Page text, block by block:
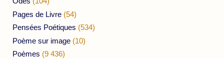
Pages de Livre (54)
Pensées Poétiques (534)
Poème sur image (10)
Poèmes (9 436)